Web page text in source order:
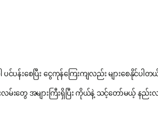
ေပြီး ငွေကုန်ကြေးကျလည်း များစေနိုင်ပါတ
းတွေ အများကြီးရှိပြီး ကိုယ်နဲ့ သင့်တော်မယ့် နည်း